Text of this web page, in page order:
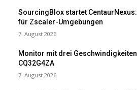
SourcingBlox startet
für Zscaler-Umgebungen
7. August 2026
Monitor mit drei Geschwindigkeiten:
CQ32G4ZA
7. August 2026